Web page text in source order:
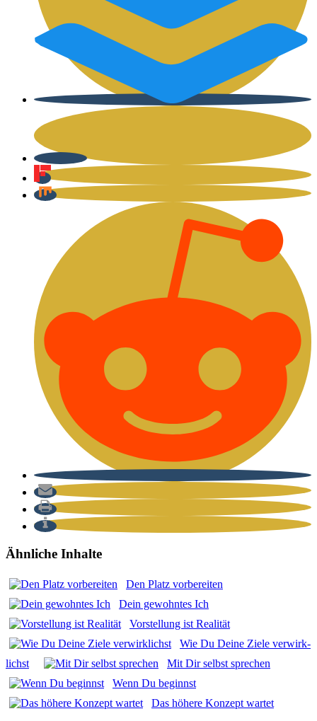
Ähnliche Inhalte
Den Platz vor­be­rei­ten
Dein gewohn­tes Ich
Vor­stel­lung ist Rea­li­tät
Wie Du Dei­ne Zie­le ver­wirk­
lichst
Mit Dir selbst spre­chen
Wenn Du beginnst
Das höhe­re Kon­zept war­tet